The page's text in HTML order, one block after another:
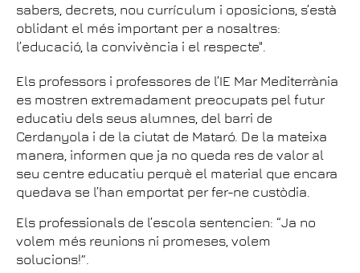
sabers, decrets, nou currículum i oposicions, s’està
oblidant el més important per a nosaltres:
l’educació, la convivència i el respecte".
Els professors i professores de l’IE Mar Mediterrània
es mostren extremadament preocupats pel futur
educatiu dels seus alumnes, del barri de
Cerdanyola i de la ciutat de Mataró. De la mateixa
manera, informen que ja no queda res de valor al
seu centre educatiu perquè el material que encara
quedava se l’han emportat per fer-ne custòdia.
Els professionals de l’escola sentencien: “Ja no
volem més reunions ni promeses, volem
solucions!”.